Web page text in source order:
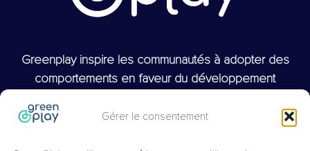
Gérer le consentement
Greenplay inspire les communautés à adopter des
comportements en faveur du développement
et simple d’utilisation.